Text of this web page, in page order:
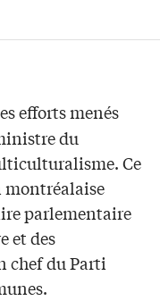
efforts menés
du
Ce
parlementaire
et des
chef du Parti